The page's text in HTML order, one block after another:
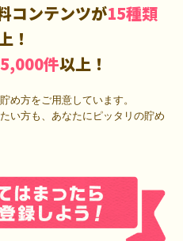
コンテンツが15種類
！
5,000件以上！
め方をご用意しています。
い方も、あなたにピッタリの貯め